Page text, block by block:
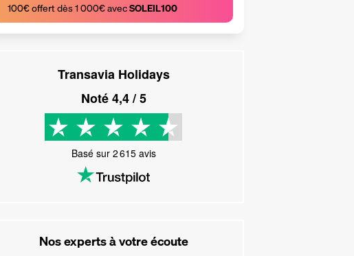
100€ offert dès 1 000€ avec SOLEIL100
Transavia Holidays
Noté4,4/ 5
Basé sur 2 615avis
Nos experts à votre écoute